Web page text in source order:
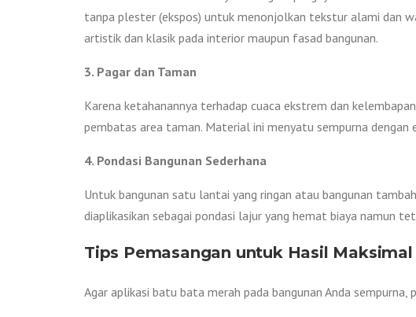
tanpa plester (ekspos) untuk menonjolkan tekstur alami dan
artistik dan klasik pada interior maupun fasad bangunan.
3. Pagar dan Taman
Karena ketahanannya terhadap cuaca ekstrem dan
pembatas area taman. Material ini menyatu sempurna
4. Pondasi Bangunan Sederhana
Untuk bangunan satu lantai yang ringan atau bangunan
diaplikasikan sebagai pondasi lajur yang hemat biaya namun
Tips Pemasangan untuk Hasil Maksimal
Agar aplikasi batu bata merah pada bangunan Anda